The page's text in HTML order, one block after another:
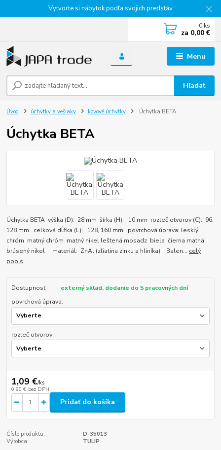
Vytvorte si nábytok podľa svojich predstáv
Menu
Hľadať
0 ks
za 0,00 €
Úvod úchytky a vešiaky kovové úchytky Úchytka BETA
Úchytka BETA
Úchytka BETA výška (D): 28 mm šírka (H): 10 mm rozteč otvorov (C): 96,
128 mm celková dĺžka (L): 128, 160 mm povrchová úprava: lesklý
chróm matný chróm matný nikel leštená mosadz biela čierna matná
brúsený nikel materiál: ZnAl (zliatina zinku a hliníka) Balen... celý
popis
Dostupnosť
externý sklad, dodanie do 5 pracovných dní
povrchová úprava:
rozteč otvorov:
1,09 €/ks
0,89 € bez DPH
Pridať do košíka
Číslo produktu:
D-35013
Výrobca:
TULIP